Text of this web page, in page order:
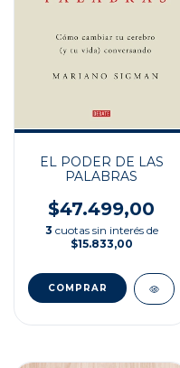
EL PODER DE LAS
PALABRAS
$47.499,00
3 cuotas sin interés de
$15.833,00